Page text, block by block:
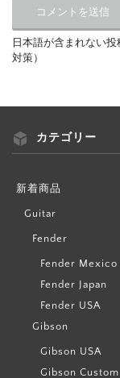
日本語が含まれない
対策）
カテゴリー
新着商品
Guitar
Fender
Fender Mexico
Fender Japan
Fender USA
Gibson
Gibson USA
Gibson